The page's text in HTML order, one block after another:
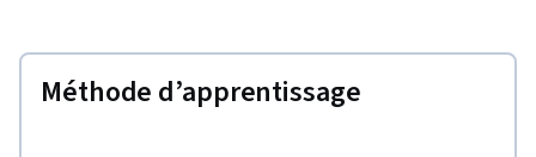
Méthode d’apprentissage